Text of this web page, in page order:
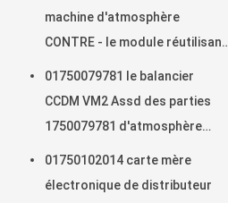
machine d'atmosphère
CONTRE - le module réutilisant
01750079781 le balancier
CCDM VM2 Assd des parties
1750079781 d'atmosphère
01750102014 carte mère
électronique de distributeur